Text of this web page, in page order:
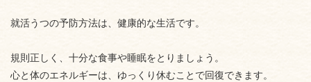
就活うつの予防方法は、健康的な生活です。
規則正しく、十分な食事や睡眠をとりましょう。
心と体のエネルギーは、ゆっくり休むことで回復できます。